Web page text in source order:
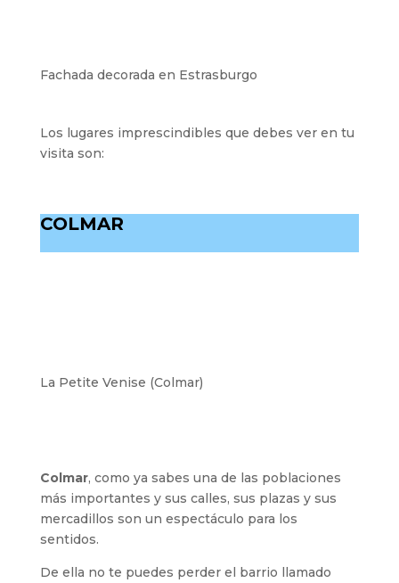
Fachada decorada en Estrasburgo
Los lugares imprescindibles que debes ver en tu
visita son:
COLMAR
La Petite Venise (Colmar)
Colmar, como ya sabes una de las poblaciones
más importantes y sus calles, sus plazas y sus
mercadillos son un espectáculo para los
sentidos.
De ella no te puedes perder el barrio llamado